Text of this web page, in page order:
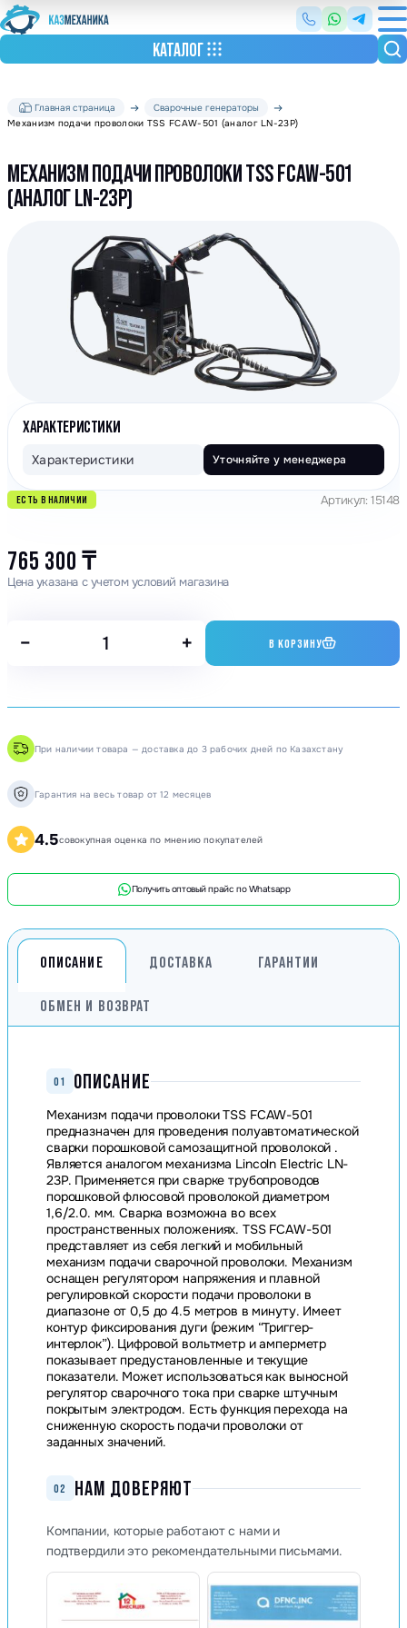
КАТАЛОГ
Главная страница
Сварочные генераторы
Механизм подачи проволоки TSS FCAW-501 (аналог LN-23P)
МЕХАНИЗМ ПОДАЧИ ПРОВОЛОКИ TSS FCAW-501
(АНАЛОГ LN-23P)
ХАРАКТЕРИСТИКИ
Характеристики Уточняйте у менеджера
ЕСТЬ В НАЛИЧИИ Артикул: 15148
765 300 ₸
Цена указана с учетом условий магазина
− + В КОРЗИНУ
При наличии товара — доставка до 3 рабочих дней по Казахстану
Гарантия на весь товар от 12 месяцев
4.5совокупная оценка по мнению покупателей
Получить оптовый прайс по Whatsapp
ОПИСАНИЕ ДОСТАВКА ГАРАНТИИ
ОБМЕН И ВОЗВРАТ
01 ОПИСАНИЕ
Механизм подачи проволоки TSS FCAW-501
предназначен для проведения полуавтоматической
сварки порошковой самозащитной проволокой .
Является аналогом механизма Lincoln Electric LN-
23P. Применяется при сварке трубопроводов
порошковой флюсовой проволокой диаметром
1,6/2.0. мм. Сварка возможна во всех
пространственных положениях. TSS FCAW-501
представляет из себя легкий и мобильный
механизм подачи сварочной проволоки. Механизм
оснащен регулятором напряжения и плавной
регулировкой скорости подачи проволоки в
диапазоне от 0,5 до 4.5 метров в минуту. Имеет
контур фиксирования дуги (режим “Триггер-
интeрлок”). Цифровой вольтметр и амперметр
показывает предустановленные и текущие
показатели. Может использоваться как выносной
регулятор сварочного тока при сварке штучным
покрытым электродом. Есть функция перехода на
сниженную скорость подачи проволоки от
заданных значений.
02 НАМ ДОВЕРЯЮТ
Компании, которые работают с нами и
подтвердили это рекомендательными письмами.